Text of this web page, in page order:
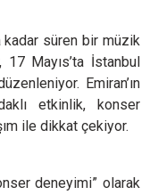
kadar süren bir müzik
Mayıs’ta İstanbul
Emiran’ın
etkinlik, konser
ile dikkat çekiyor.
deneyimi” olarak